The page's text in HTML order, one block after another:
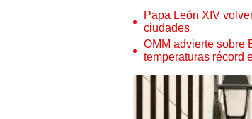
Papa León XIV
ciudades
OMM advierte sobre
temperaturas récord